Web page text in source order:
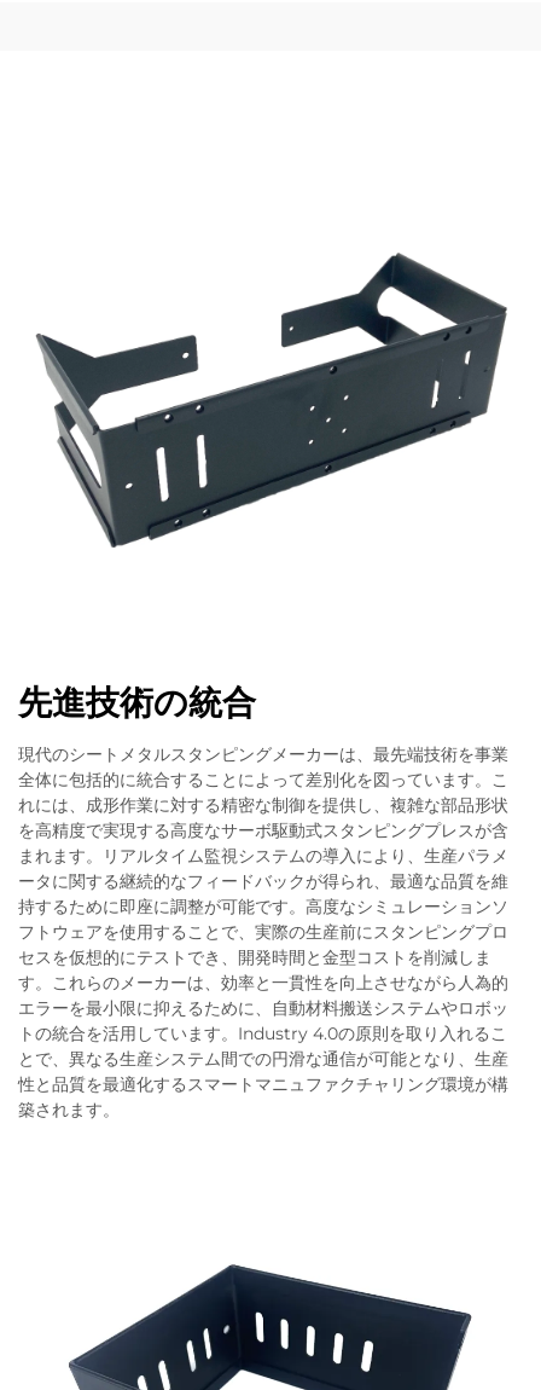
先進技術の統合
現代のシートメタルスタンピングメーカーは、最先端技術を事業
全体に包括的に統合することによって差別化を図っています。こ
れには、成形作業に対する精密な制御を提供し、複雑な部品形状
を高精度で実現する高度なサーボ駆動式スタンピングプレスが含
まれます。リアルタイム監視システムの導入により、生産パラメ
ータに関する継続的なフィードバックが得られ、最適な品質を維
持するために即座に調整が可能です。高度なシミュレーションソ
フトウェアを使用することで、実際の生産前にスタンピングプロ
セスを仮想的にテストでき、開発時間と金型コストを削減しま
す。これらのメーカーは、効率と一貫性を向上させながら人為的
エラーを最小限に抑えるために、自動材料搬送システムやロボッ
トの統合を活用しています。Industry 4.0の原則を取り入れるこ
とで、異なる生産システム間での円滑な通信が可能となり、生産
性と品質を最適化するスマートマニュファクチャリング環境が構
築されます。